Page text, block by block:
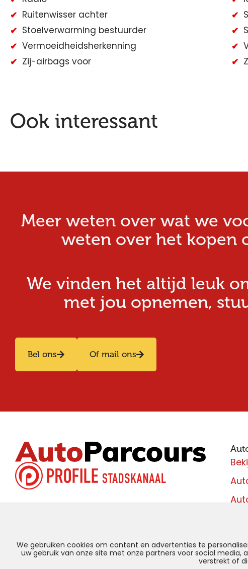
Ruitenwisser achter
Stoelverwarming bestuurder
Vermoeidheidsherkenning
Zij-airbags voor
Ook interessant
Meer weten over wat we
weten over het kopen
We vinden het altijd leuk
met jou opnemen,
Bel ons Of mail ons
We gebruiken cookies om content en advertenties te
uw gebruik van onze site met onze partners voor social
verstrekt of